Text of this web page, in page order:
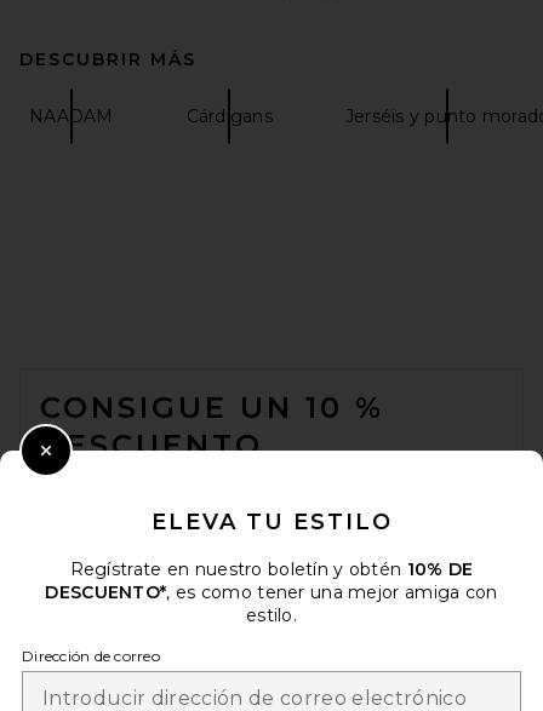
DESCUBRIR MÁS
NAADAM Cárdigans Jerséis y punto
CONSIGUE UN 10 %
DESCUENTO
electrónico. Puede retirarse en cualquier momento.
Email Address
ELEVA TU ESTILO
Regístrate en nuestro boletín y obtén 10% DE
DESCUENTO*, es como tener una mejor amiga con
estilo.
Dirección de correo
Close Modal